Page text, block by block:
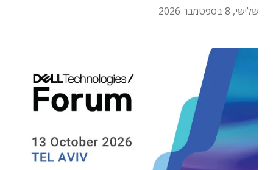
שלישי, 8 בספטמבר 2026